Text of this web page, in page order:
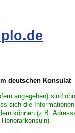
deutschen Konsulat
angegeben) sind
sich die
können (z.B.